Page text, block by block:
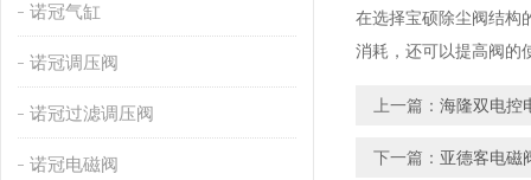
诺冠气缸
诺冠调压阀
诺冠过滤调压阀
诺冠电磁阀
在选择宝硕除尘阀结构
消耗，还可以提高阀的
上一篇： 海隆双电控
下一篇： 亚德客电磁